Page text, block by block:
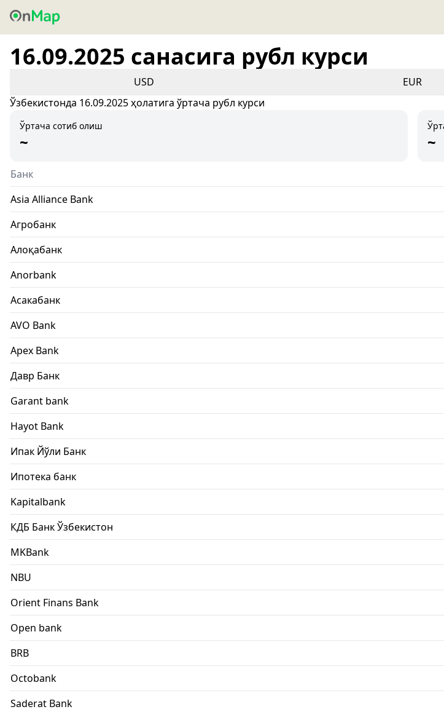
16.09.2025 санасига рубл курси
USD EUR
Ўзбекистонда 16.09.2025 ҳолатига ўртача рубл курси
Ўртача сотиб олиш
~ ~
Банк
Asia Alliance Bank
Агробанк
Алоқабанк
Anorbank
Асакабанк
AVO Bank
Apex Bank
Давр Банк
Garant bank
Hayot Bank
Ипак Йўли Банк
Ипотека банк
Kapitalbank
КДБ Банк Ўзбекистон
MKBank
NBU
Orient Finans Bank
Open bank
BRB
Octobank
Saderat Bank